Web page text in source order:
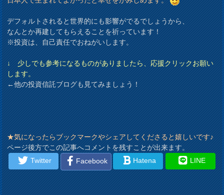
デフォルトされると世界的にも影響がでるでしょうから、
なんとか再建してもらえることを祈っています！
※投資は、自己責任でおねがいします。
↓ 少しでも参考になるものがありましたら、応援クリックお願い
します。
←他の投資信託ブログも見てみましょう！
★気になったらブックマークやシェアしてくださると嬉しいです♪
ページ後方でこの記事へコメントを残すことが出来ます。
Twitter
Facebook Hatena LINE